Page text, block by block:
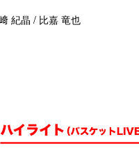
紀晶 / 比嘉 竜也